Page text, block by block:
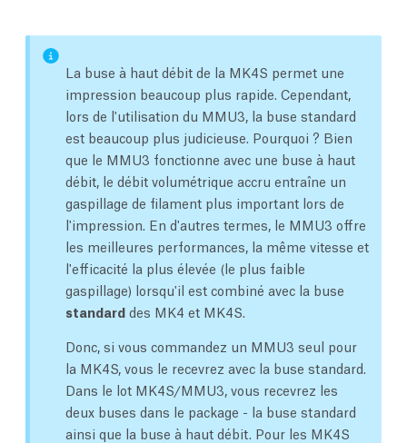
La buse à haut débit de la MK4S permet une
impression beaucoup plus rapide. Cependant,
lors de l'utilisation du MMU3, la buse standard
est beaucoup plus judicieuse. Pourquoi ? Bien
que le MMU3 fonctionne avec une buse à haut
débit, le débit volumétrique accru entraîne un
gaspillage de filament plus important lors de
l'impression. En d'autres termes, le MMU3 offre
les meilleures performances, la même vitesse et
l'efficacité la plus élevée (le plus faible
gaspillage) lorsqu'il est combiné avec la buse
standarddes MK4 et MK4S.
Donc, si vous commandez un MMU3 seul pour
la MK4S, vous le recevrez avec la buse standard.
Dans le lot MK4S/MMU3, vous recevrez les
deux buses dans le package - la buse standard
ainsi que la buse à haut débit. Pour les MK4S